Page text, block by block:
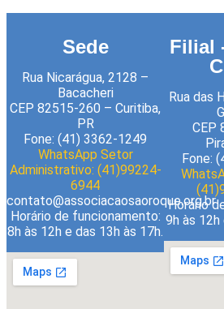
Sede
Rua Nicarágua, 2128 –
Bacacheri
CEP 82515-260 – Curitiba,
PR
Fone: (41) 3362-1249
WhatsApp Setor
Administrativo: (41)99224-
6944
contato@associacaosaoroque.org.br
Horário de funcionamento:
8h às 12h e das 13h às 17h.
Filial
Rua das
CEP
Fone:
Horário
9h às 12h